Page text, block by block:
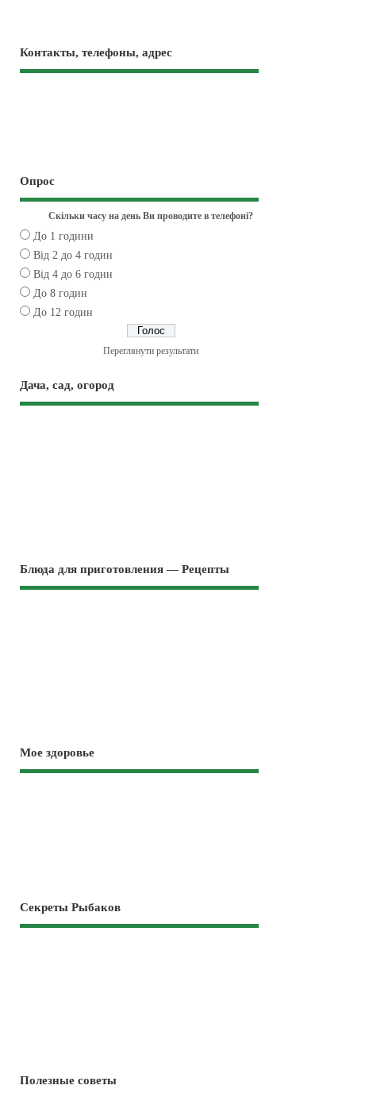
Контакты, телефоны, адрес
Опрос
Скільки часу на день Ви проводите в телефоні?
До 1 години
Від 2 до 4 годин
Від 4 до 6 годин
До 8 годин
До 12 годин
Переглянути результати
Дача, сад, огород
Блюда для приготовления — Рецепты
Мое здоровье
Секреты Рыбаков
Полезные советы